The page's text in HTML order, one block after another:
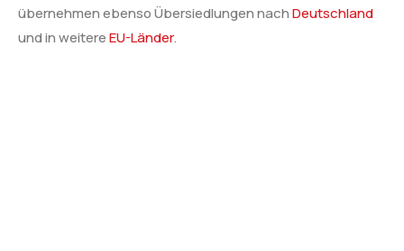
übernehmen ebenso Übersiedlungen nachDeutschland
und in weitereEU-Länder.